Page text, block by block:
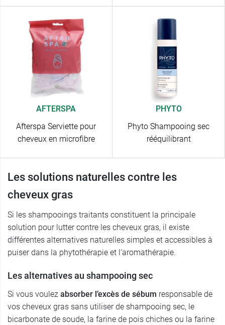
AFTERSPA
Afterspa Serviette pour
cheveux en microfibre
PHYTO
Phyto Shampooing sec
rééquilibrant
Les solutions naturelles contre les
cheveux gras
Si les shampooings traitants constituent la principale
solution pour lutter contre les cheveux gras, il existe
différentes alternatives naturelles simples et accessibles à
puiser dans la phytothérapie et l’aromathérapie.
Les alternatives au shampooing sec
Si vous voulez absorber l’excès de sébum responsable de
vos cheveux gras sans utiliser de shampooing sec, le
bicarbonate de soude, la farine de pois chiches ou la farine